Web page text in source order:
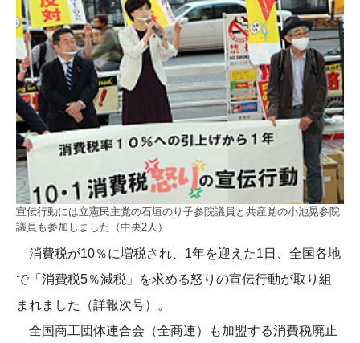
宣伝行動には立憲民主党の石垣のり子参院議員と共産党の小池晃参院
議員も参加しました（中央2人）
消費税が10％に増税され、1年を迎えた1日、全国各地
で「消費税5％減税」を求める怒りの宣伝行動が取り組
まれました（詳報次号）。
全国商工団体連合会（全商連）も加盟する消費税廃止